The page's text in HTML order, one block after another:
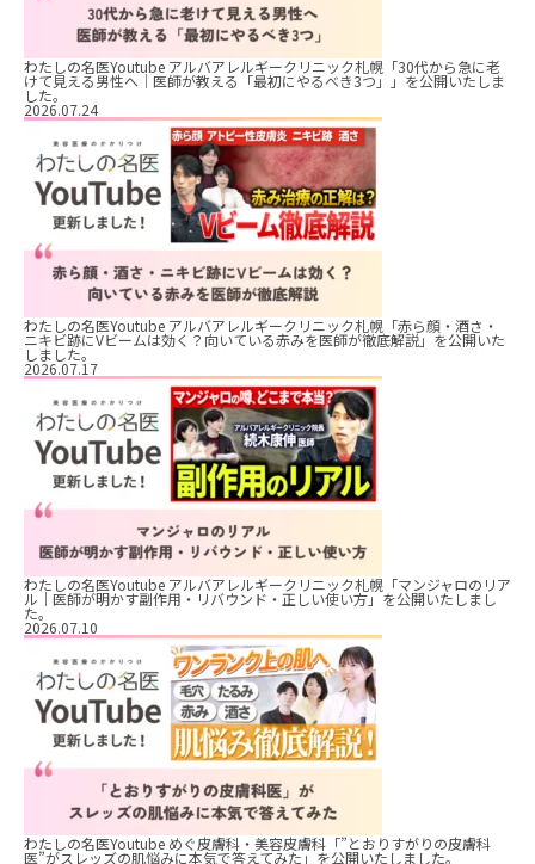
わたしの名医Youtube アルバアレルギークリニック札幌「30代から急に老
けて見える男性へ｜医師が教える「最初にやるべき3つ」」を公開いたしま
した。
2026.07.24
わたしの名医Youtube アルバアレルギークリニック札幌「赤ら顔・酒さ・
ニキビ跡にVビームは効く？向いている赤みを医師が徹底解説」を公開いた
しました。
2026.07.17
わたしの名医Youtube アルバアレルギークリニック札幌「マンジャロのリア
ル｜医師が明かす副作用・リバウンド・正しい使い方」を公開いたしまし
た。
2026.07.10
わたしの名医Youtube めぐ皮膚科・美容皮膚科「”とおりすがりの皮膚科
医”がスレッズの肌悩みに本気で答えてみた」を公開いたしました。